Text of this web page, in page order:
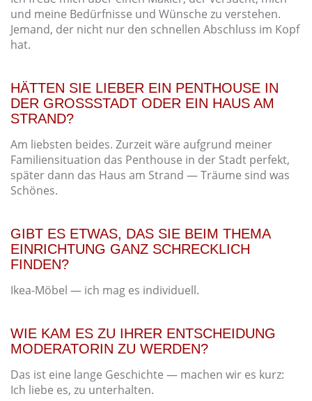
und meine Bedürfnisse und Wünsche zu verstehen.
Jemand, der nicht nur den schnellen Abschluss im Kopf
hat.
HÄTTEN SIE LIEBER EIN PENTHOUSE IN
DER GROSSSTADT ODER EIN HAUS AM S
TRAND?
Am liebsten beides. Zurzeit wäre aufgrund meiner
Familiensituation das Penthouse in der Stadt perfekt,
später dann das Haus am Strand — Träume sind was
Schönes.
GIBT ES ETWAS, DAS SIE BEIM THEMA
EINRICHTUNG GANZ SCHRECKLICH
FINDEN?
Ikea-Möbel — ich mag es individuell.
WIE KAM ES ZU IHRER ENTSCHEIDUNG
MODERATORIN ZU WERDEN?
Das ist eine lange Geschichte — machen wir es kurz:
Ich liebe es, zu unterhalten.